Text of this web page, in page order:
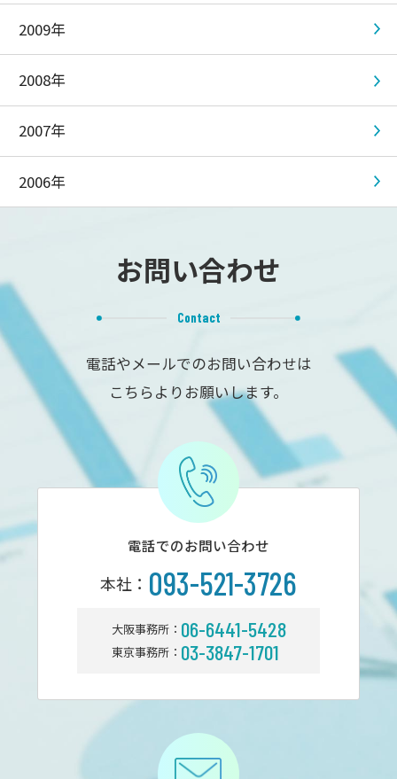
2009年
2008年
2007年
2006年
お問い合わせ
Contact
電話やメールでのお問い合わせは
こちらよりお願いします。
電話でのお問い合わせ
本社： 093-521-3726
大阪事務所： 06-6441-5428
東京事務所： 03-3847-1701